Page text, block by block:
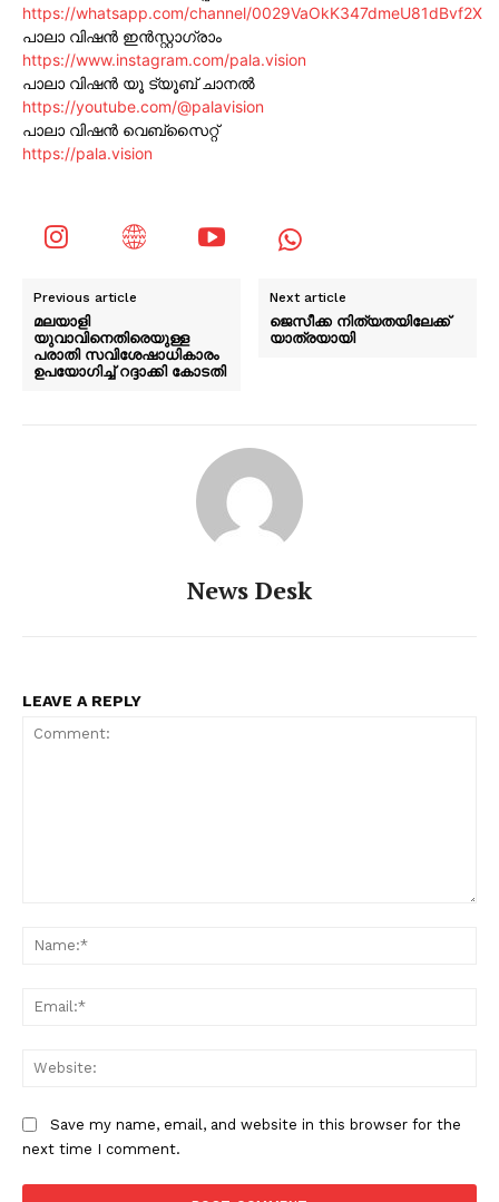
https://whatsapp.com/channel/0029VaOkK347dmeU81dBvf2X
പാലാ വിഷൻ ഇൻസ്റ്റാഗ്രാം
https://www.instagram.com/pala.vision
പാലാ വിഷൻ യൂ ട്യൂബ് ചാനൽ
https://youtube.com/@palavision
പാലാ വിഷൻ വെബ്സൈറ്റ്
https://pala.vision
Previous article
മലയാളി
യുവാവിനെതിരെയുള്ള
പരാതി സവിശേഷാധികാരം
ഉപയോഗിച്ച് റദ്ദാക്കി കോടതി
Next article
ജെസീക്ക നിത്യതയിലേക്ക്
യാത്രയായി
News Desk
LEAVE A REPLY
Save my name, email, and website in this browser for the
next time I comment.